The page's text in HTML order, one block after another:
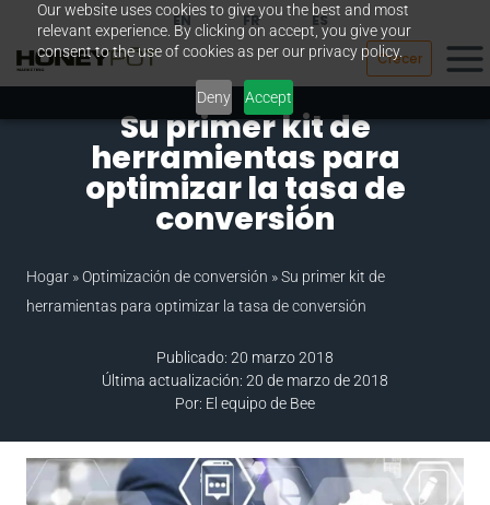
Our website uses cookies to give you the best and most
relevant experience. By clicking on accept, you give your
consent to the use of cookies as per our privacy policy.
Deny Accept
Saltar
contenido
EN FR ES
Crecer
Su primer kit de
herramientas para
optimizar la tasa de
conversión
Hogar »Optimización de conversión »Su primer kit de
herramientas para optimizar la tasa de conversión
Publicado: 20 marzo 2018
Última actualización: 20 de marzo de 2018
Por: El equipo de Bee